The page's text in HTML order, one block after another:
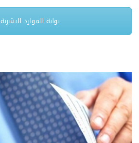
بوابة الموارد البشربة